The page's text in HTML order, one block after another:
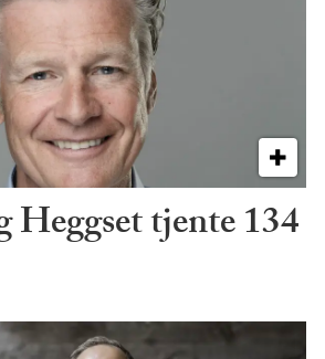
Heggset tjente 134